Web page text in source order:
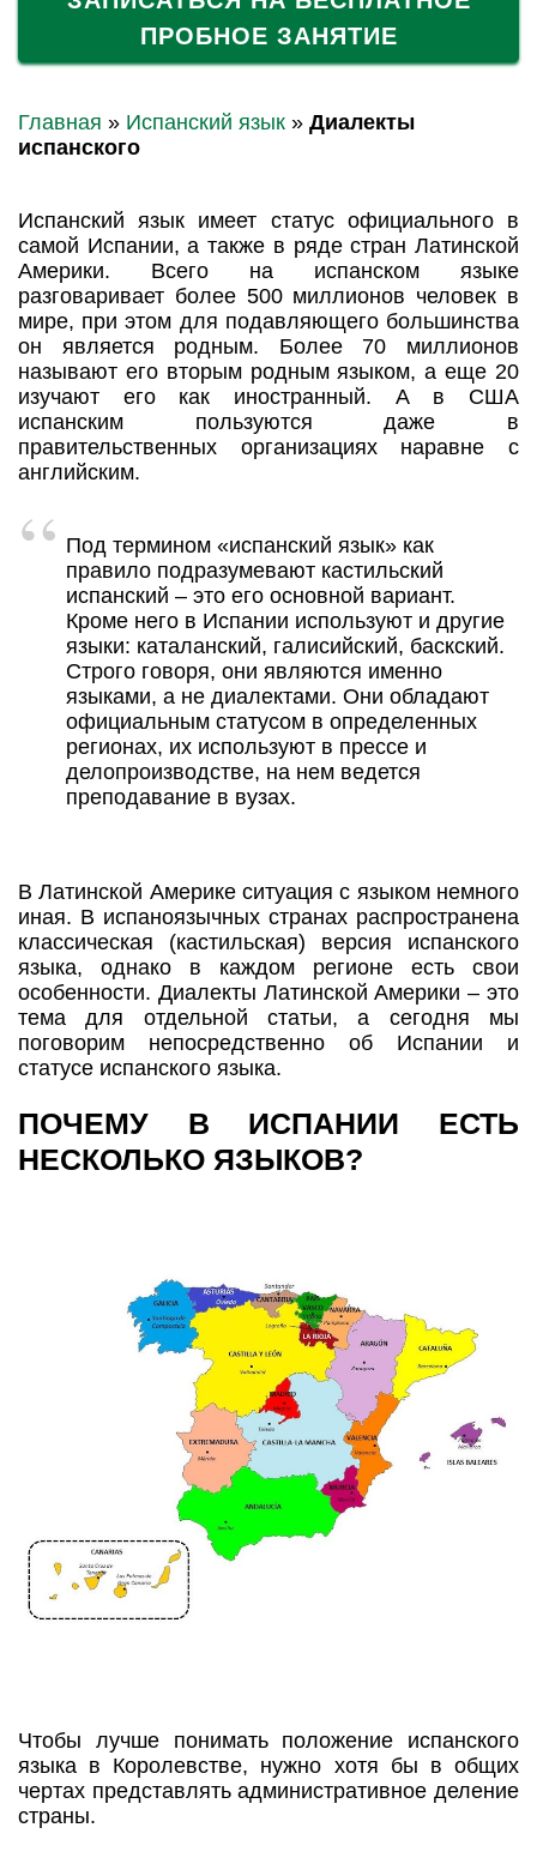
ПРОБНОЕ ЗАНЯТИЕ
Главная » Испанский язык » Диалекты
испанского
Испанский язык имеет статус официального в
самой Испании, а также в ряде стран Латинской
Америки. Всего на испанском языке
разговаривает более 500 миллионов человек в
мире, при этом для подавляющего большинства
он является родным. Более 70 миллионов
называют его вторым родным языком, а еще 20
изучают его как иностранный. А в США
испанским пользуются даже в
правительственных организациях наравне с
английским.
Под термином «испанский язык» как
правило подразумевают кастильский
испанский – это его основной вариант.
Кроме него в Испании используют и другие
языки: каталанский, галисийский, баскский.
Строго говоря, они являются именно
языками, а не диалектами. Они обладают
официальным статусом в определенных
регионах, их используют в прессе и
делопроизводстве, на нем ведется
преподавание в вузах.
В Латинской Америке ситуация с языком немного
иная. В испаноязычных странах распространена
классическая (кастильская) версия испанского
языка, однако в каждом регионе есть свои
особенности. Диалекты Латинской Америки – это
тема для отдельной статьи, а сегодня мы
поговорим непосредственно об Испании и
статусе испанского языка.
ПОЧЕМУ В ИСПАНИИ ЕСТЬ
НЕСКОЛЬКО ЯЗЫКОВ?
Чтобы лучше понимать положение испанского
языка в Королевстве, нужно хотя бы в общих
чертах представлять административное деление
страны.